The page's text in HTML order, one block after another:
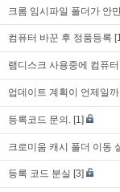
크롬 임시파일 폴더가 안
컴퓨터 바꾼 후 정품등록
램디스크 사용중에 컴퓨
업데이트 계획이 언제일
등록코드 문의. [1]
크로미움 캐시 폴더 이동
등록 코드 분실 [3]